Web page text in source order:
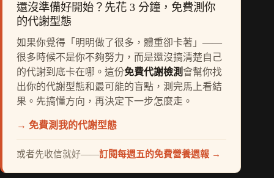
還沒準備好開始？先花 3 分鐘，免費測你
的代謝型態
如果你覺得「明明做了很多，體重卻卡著」——
很多時候不是你不夠努力，而是還沒搞清楚自己
的代謝到底卡在哪。這份免費代謝檢測 會幫你找
出你的代謝型態和最可能的盲點，測完馬上看結
果。先搞懂方向，再決定下一步怎麼走。
→ 免費測我的代謝型態
或者先收信就好——訂閱每週五的免費營養週報 →